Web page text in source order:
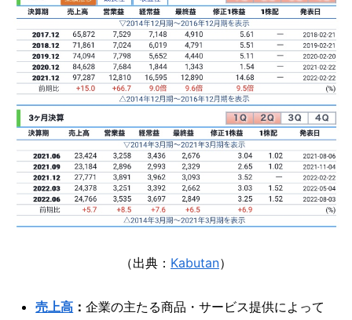
（出典： Kabutan）
売上高 ：企業の主たる商品・サービス提供によって